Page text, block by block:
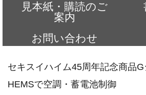
見本紙・購読のご
案内
お問い合わせ
セキスイハイム45周年記念商品G
HEMSで空調・蓄電池制御